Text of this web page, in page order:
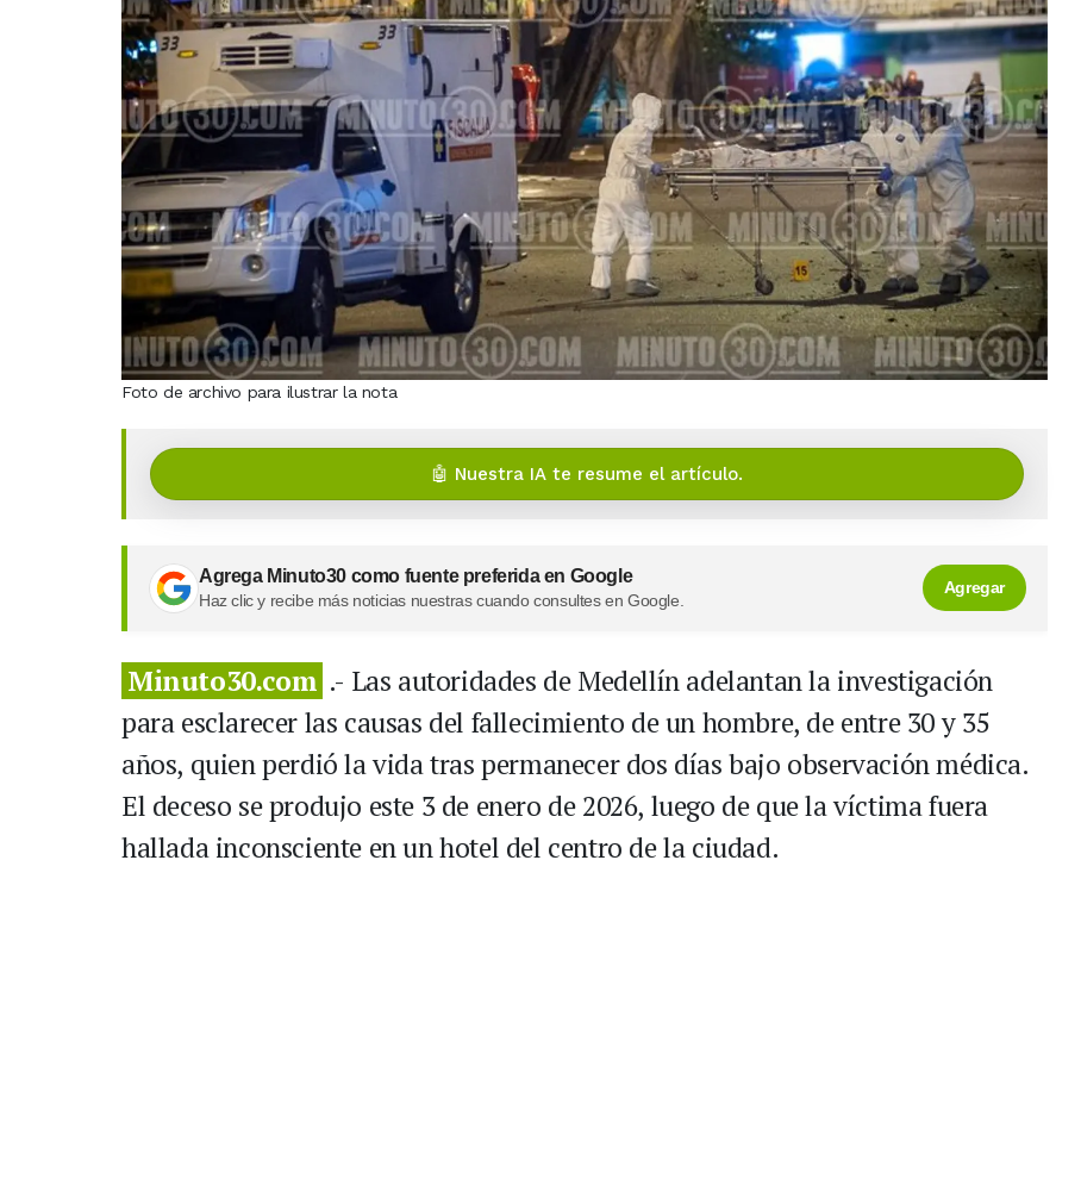
Foto de archivo para ilustrar la nota
🤖 Nuestra IA te resume el artículo.
Agrega Minuto30 como fuente preferida en Google
Haz clic y recibe más noticias nuestras cuando consultes en Google.
Agregar
Minuto30.com .- Las autoridades de Medellín adelantan la investigación
para esclarecer las causas del fallecimiento de un hombre, de entre 30 y 35
años, quien perdió la vida tras permanecer dos días bajo observación médica.
El deceso se produjo este 3 de enero de 2026, luego de que la víctima fuera
hallada inconsciente en un hotel del centro de la ciudad.